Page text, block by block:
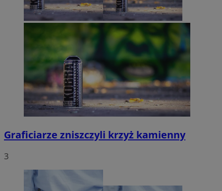
Graficiarze zniszczyli krzyż kamienny
3